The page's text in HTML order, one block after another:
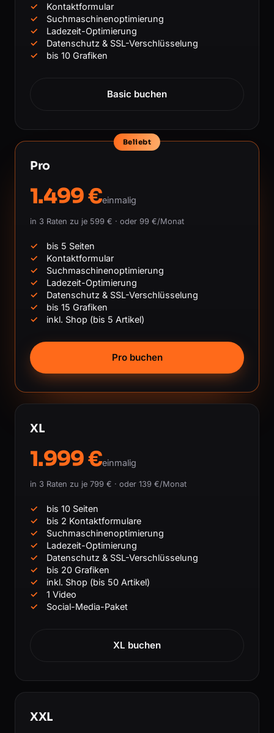
Kontaktformular
Suchmaschinenoptimierung
Ladezeit-Optimierung
Datenschutz & SSL-Verschlüsselung
bis 10 Grafiken
Basic buchen
Beliebt
Pro
1.499 €einmalig
in 3 Raten zu je 599 € · oder 99 €/Monat
bis 5 Seiten
Kontaktformular
Suchmaschinenoptimierung
Ladezeit-Optimierung
Datenschutz & SSL-Verschlüsselung
bis 15 Grafiken
inkl. Shop (bis 5 Artikel)
Pro buchen
XL
1.999 €einmalig
in 3 Raten zu je 799 € · oder 139 €/Monat
bis 10 Seiten
bis 2 Kontaktformulare
Suchmaschinenoptimierung
Ladezeit-Optimierung
Datenschutz & SSL-Verschlüsselung
bis 20 Grafiken
inkl. Shop (bis 50 Artikel)
1 Video
Social-Media-Paket
XL buchen
XXL